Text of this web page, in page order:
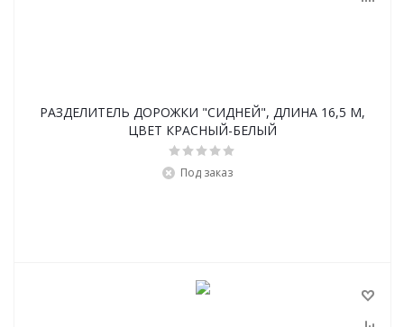
РАЗДЕЛИТЕЛЬ ДОРОЖКИ "СИДНЕЙ", ДЛИНА 16,5 М,
ЦВЕТ КРАСНЫЙ-БЕЛЫЙ
Под заказ